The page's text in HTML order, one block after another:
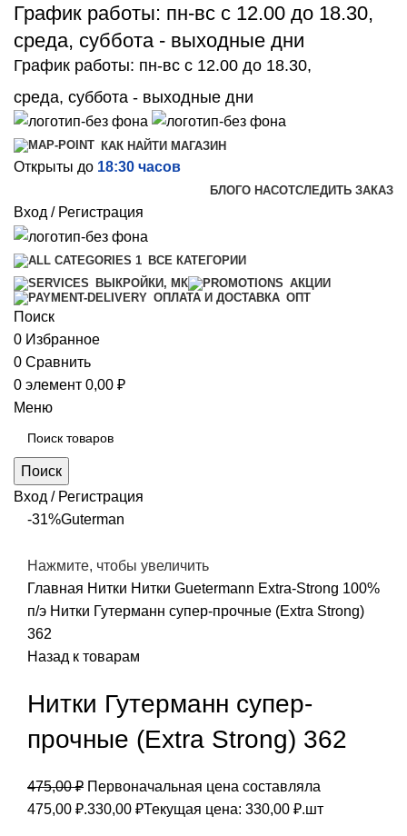
График работы: пн-вс с 12.00 до 18.30,
среда, суббота - выходные дни
График работы: пн-вс с 12.00 до 18.30,
среда, суббота - выходные дни
КАК НАЙТИ МАГАЗИН
Открыты до 18:30 часов
БЛОГО НАСОТСЛЕДИТЬ ЗАКАЗ
Вход / Регистрация
ВСЕ КАТЕГОРИИ
ВЫКРОЙКИ, МК
АКЦИИ
ОПЛАТА И ДОСТАВКА ОПТ
Поиск
0 Избранное
0 Сравнить
0 элемент 0,00 ₽
Меню
Поиск
Вход / Регистрация
-31%Guterman
Нажмите, чтобы увеличить
Главная Нитки Нитки Guetermann Extra-Strong 100%
п/э Нитки Гутерманн супер-прочные (Extra Strong)
362
Назад к товарам
Нитки Гутерманн супер-
прочные (Extra Strong) 362
475,00₽ Первоначальная цена составляла
475,00 ₽.330,00 ₽Текущая цена: 330,00 ₽.шт